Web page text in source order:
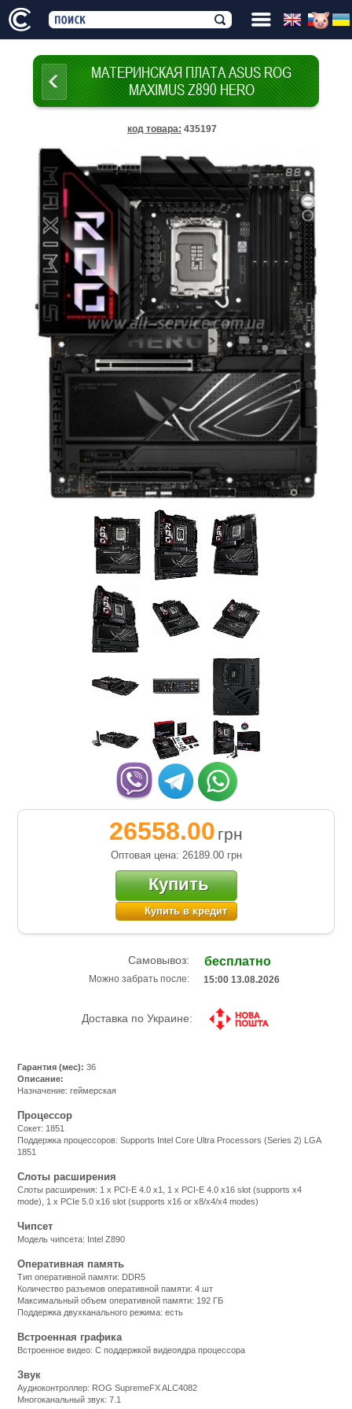
МАТЕРИНСКАЯ ПЛАТА ASUS ROG
MAXIMUS Z890 HERO
код товара: 435197
26558.00 грн
Оптовая цена: 26189.00 грн
Купить
Купить в кредит
Самовывоз: бесплатно
Можно забрать после: 15:00 13.08.2026
Доставка по Украине:
Гарантия (мес): 36
Описание:
Назначение: геймерская
Процессор
Сокет: 1851
Поддержка процессоров: Supports Intel Core Ultra Processors (Series 2) LGA
1851
Слоты расширения
Слоты расширения: 1 x PCI-E 4.0 x1, 1 x PCI-E 4.0 x16 slot (supports x4
mode), 1 x PCIe 5.0 x16 slot (supports x16 or x8/x4/x4 modes)
Чипсет
Модель чипсета: Intel Z890
Оперативная память
Тип оперативной памяти: DDR5
Количество разъемов оперативной памяти: 4 шт
Максимальный объем оперативной памяти: 192 ГБ
Поддержка двухканального режима: есть
Встроенная графика
Встроенное видео: С поддержкой видеоядра процессора
Звук
Аудиоконтроллер: ROG SupremeFX ALC4082
Многоканальный звук: 7.1